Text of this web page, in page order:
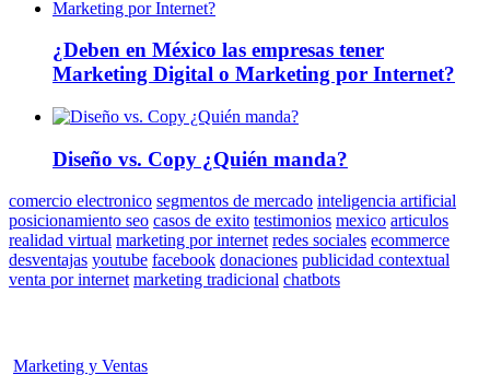
¿Deben en México las empresas tener
Marketing Digital o Marketing por Internet?
Diseño vs. Copy ¿Quién manda?
comercio electronico segmentos de mercado inteligencia artificial
posicionamiento seo casos de exito testimonios mexico articulos
realidad virtual marketing por internet redes sociales ecommerce
desventajas youtube facebook donaciones publicidad contextual
venta por internet marketing tradicional chatbots
Marketing y Ventas